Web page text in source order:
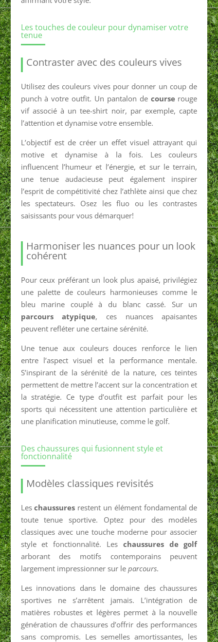
Les touches de couleur pour dynamiser votre
tenue
Contraster avec des couleurs vives
Utilisez des couleurs vives pour donner un coup de
punch à votre outfit. Un pantalon de courserouge
vif associé à un tee-shirt noir, par exemple, capte
l’attention et dynamise votre ensemble.
L’objectif est de créer un effet visuel attrayant qui
motive et dynamise à la fois. Les couleurs
influencent l’humeur et l’énergie, et sur le terrain,
une tenue audacieuse peut également inspirer
l’esprit de compétitivité chez l’athlète ainsi que chez
les spectateurs. Osez les fluo ou les contrastes
saisissants pour vous démarquer!
Harmoniser les nuances pour un look
cohérent
Pour ceux préférant un look plus apaisé, privilégiez
une palette de couleurs harmonieuses comme le
bleu marine couplé à du blanc cassé. Sur un
parcours atypique, ces nuances apaisantes
peuvent refléter une certaine sérénité.
Une tenue aux couleurs douces renforce le lien
entre l’aspect visuel et la performance mentale.
S’inspirant de la sérénité de la nature, ces teintes
permettent de mettre l’accent sur la concentration et
la stratégie. Ce type d’outfit est parfait pour les
sports qui nécessitent une attention particulière et
une planification minutieuse, comme le golf.
Des chaussures qui fusionnent style et
fonctionnalité
Modèles classiques revisités
Leschaussures restent un élément fondamental de
toute tenue sportive. Optez pour des modèles
classiques avec une touche moderne pour associer
style et fonctionnalité. Les chaussures de golf
arborant des motifs contemporains peuvent
largement impressionner sur le parcours.
Les innovations dans le domaine des chaussures
sportives ne s’arrêtent jamais. L’intégration de
matières robustes et légères permet à la nouvelle
génération de chaussures d’offrir des performances
sans compromis. Les semelles amortissantes, les